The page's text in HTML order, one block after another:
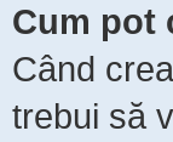
Cum pot
Când
trebui să